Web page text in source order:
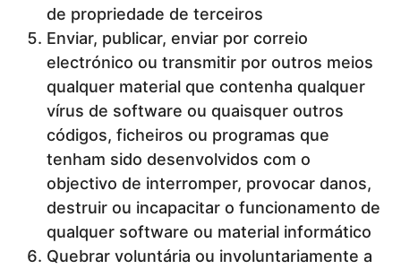
de propriedade de terceiros
Enviar, publicar, enviar por correio
electrónico ou transmitir por outros meios
qualquer material que contenha qualquer
vírus de software ou quaisquer outros
códigos, ficheiros ou programas que
tenham sido desenvolvidos com o
objectivo de interromper, provocar danos,
destruir ou incapacitar o funcionamento de
qualquer software ou material informático
Quebrar voluntária ou involuntariamente a